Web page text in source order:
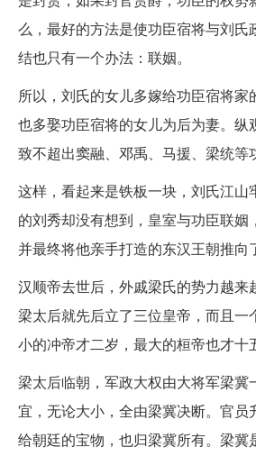
么，最好的方法是使功臣宿将与刘氏
结也只有一个办法：联姻。
所以，刘氏的女儿多嫁给功臣宿将家
也多娶功臣宿将的女儿为后为妻。纵
致不超出窦融、邓禹、马援、梁统等
这样，看起来是铁板一块，刘氏江山
的刘秀却没有想到，皇室与功臣联姻
并最终将他亲手打造的东汉王朝推向
汉顺帝去世后，外戚梁氏的势力越来
梁太后就先后立了三位皇帝，而且一
小的冲帝才二岁，最大的桓帝也才十
梁太后临朝，军政大权由大将军梁冀
宜，无论大小，全由梁冀决断。官员
给朝廷的宝物，也归梁冀所有。梁冀